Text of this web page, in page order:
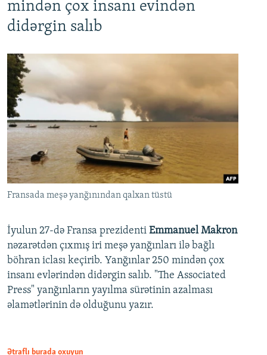
mindən çox insanı evindən
didərgin salıb
Fransada meşə yanğınından qalxan tüstü
İyulun 27-də Fransa prezidenti Emmanuel Makron
nəzarətdən çıxmış iri meşə yanğınları ilə bağlı
böhran iclası keçirib. Yanğınlar 250 mindən çox
insanı evlərindən didərgin salıb. "The Associated
Press" yanğınların yayılma sürətinin azalması
əlamətlərinin də olduğunu yazır.
Ətraflı burada oxuyun